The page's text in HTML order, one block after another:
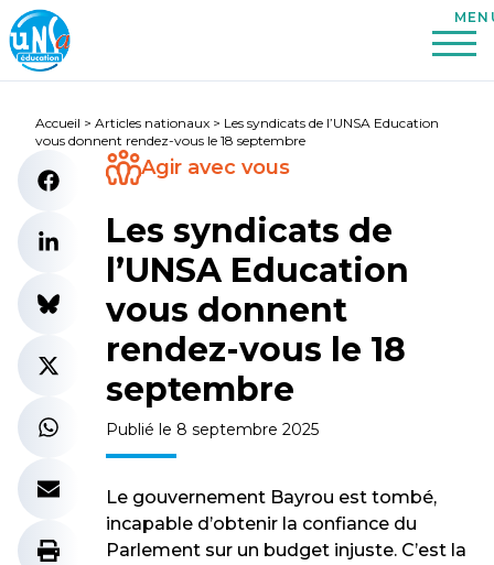
Accueil > Articles nationaux > Les syndicats de l’UNSA Education
vous donnent rendez-vous le 18 septembre
Agir avec vous
Les syndicats de
l’UNSA Education
vous donnent
rendez-vous le 18
septembre
Publié le 8 septembre 2025
Le gouvernement Bayrou est tombé,
incapable d’obtenir la confiance du
Parlement sur un budget injuste. C’est la